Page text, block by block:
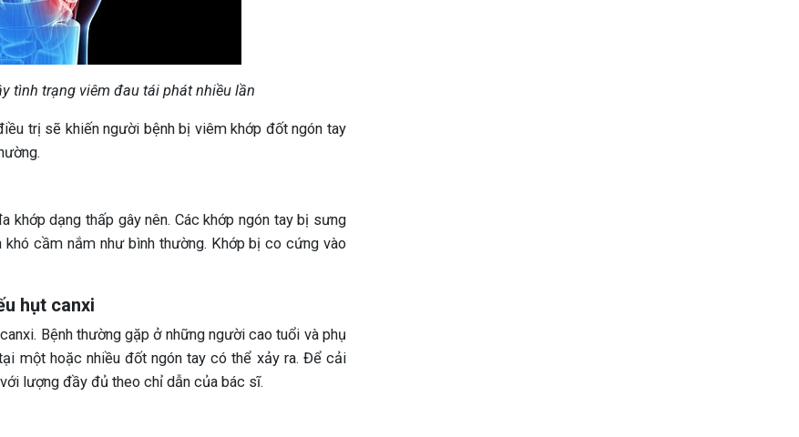
tình trạng viêm đau tái phát nhiều lần
trị sẽ khiến người bệnh bị viêm khớp đốt ngón tay
khớp dạng thấp gây nên. Các khớp ngón tay bị sưng
cầm nắm như bình thường. Khớp bị co cứng vào
hụt canxi
Bệnh thường gặp ở những người cao tuổi và phụ
một hoặc nhiều đốt ngón tay có thể xảy ra. Để cải
lượng đầy đủ theo chỉ dẫn của bác sĩ.